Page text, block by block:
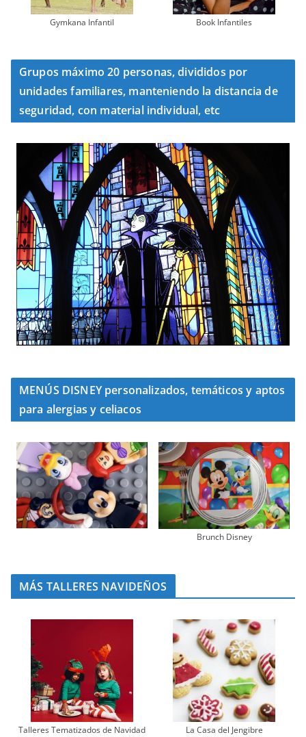
Gymkana Infantil Book Infantiles
Grupos máximo 20 personas, divididos por
unidades familiares, manteniendo la distancia de
seguridad, con material individual, etc
MENÚS DISNEY personalizados, temáticos y aptos
para alergias y celiacos
Brunch Disney
MÁS TALLERES NAVIDEÑOS
Talleres Tematizados de Navidad La Casa del Jengibre